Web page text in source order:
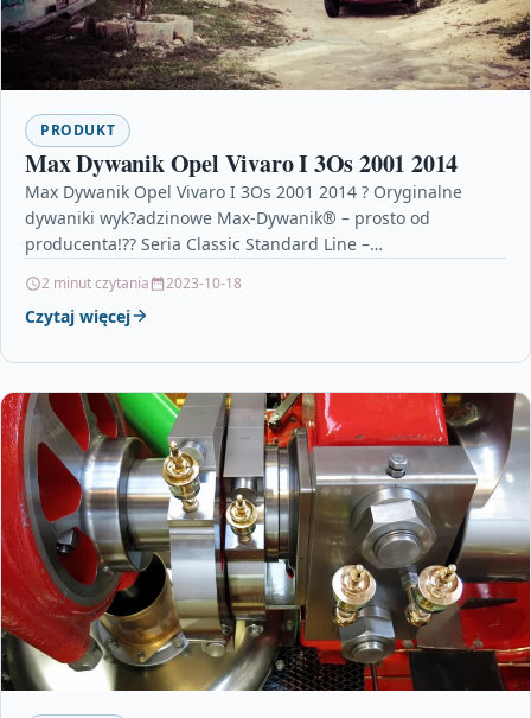
PRODUKT
Max Dywanik Opel Vivaro I 3Os 2001 2014
Max Dywanik Opel Vivaro I 3Os 2001 2014 ? Oryginalne
dywaniki wyk?adzinowe Max-Dywanik® – prosto od
producenta!?? Seria Classic Standard Line –
2 minut czytania 2023-10-18
Czytaj więcej